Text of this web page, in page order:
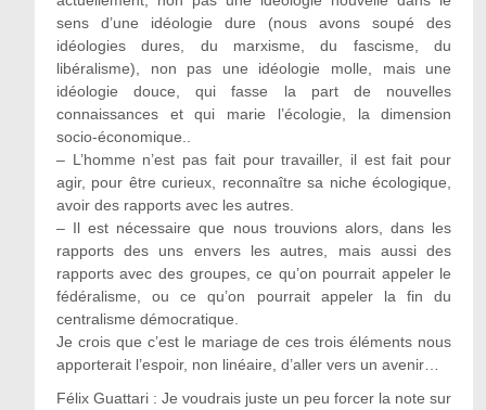
sens d’une idéologie dure (nous avons soupé des
idéologies dures, du marxisme, du fascisme, du
libéralisme), non pas une idéologie molle, mais une
idéologie douce, qui fasse la part de nouvelles
connaissances et qui marie l’écologie, la dimension
socio-économique..
– L’homme n’est pas fait pour travailler, il est fait pour
agir, pour être curieux, reconnaître sa niche écologique,
avoir des rapports avec les autres.
– Il est nécessaire que nous trouvions alors, dans les
rapports des uns envers les autres, mais aussi des
rapports avec des groupes, ce qu’on pourrait appeler le
fédéralisme, ou ce qu’on pourrait appeler la fin du
centralisme démocratique.
Je crois que c’est le mariage de ces trois éléments nous
apporterait l’espoir, non linéaire, d’aller vers un avenir…
Félix Guattari : Je voudrais juste un peu forcer la note sur